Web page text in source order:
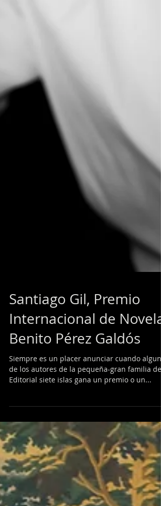
Santiago Gil, Premio
Internacional de Novela
Benito Pérez Galdós
Siempre es un placer anunciar cuando alguno
Editorial siete islas gana un premio o un...